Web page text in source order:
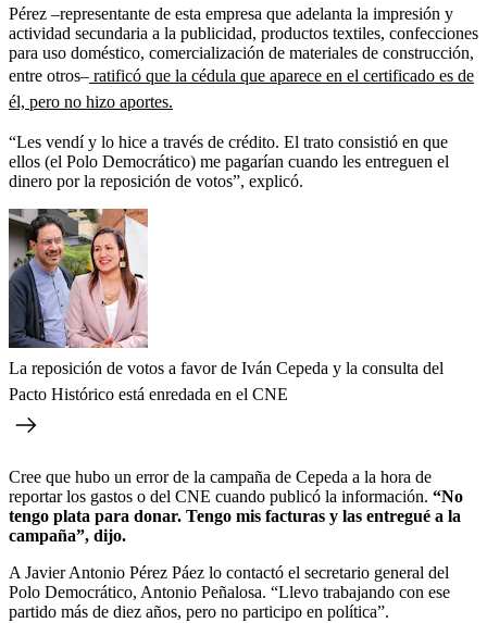
Pérez –representante de esta empresa que adelanta la impresión y
actividad secundaria a la publicidad, productos textiles, confecciones
para uso doméstico, comercialización de materiales de construcción,
entre otros– ratificó que la cédula que aparece en el certificado es de
él, pero no hizo aportes.
“Les vendí y lo hice a través de crédito. El trato consistió en que
ellos (el Polo Democrático) me pagarían cuando les entreguen el
dinero por la reposición de votos”, explicó.
La reposición de votos a favor de Iván Cepeda y la consulta del
Pacto Histórico está enredada en el CNE
Cree que hubo un error de la campaña de Cepeda a la hora de
reportar los gastos o del CNE cuando publicó la información. “No
tengo plata para donar. Tengo mis facturas y las entregué a la
campaña”, dijo.
A Javier Antonio Pérez Páez lo contactó el secretario general del
Polo Democrático, Antonio Peñalosa. “Llevo trabajando con ese
partido más de diez años, pero no participo en política”.